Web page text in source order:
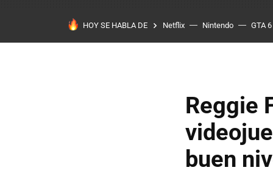
HOY SE HABLA DE Netflix Nintendo GTA 6
Reggie
buen